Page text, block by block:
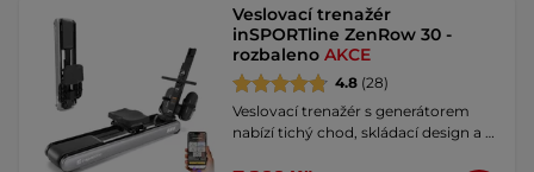
Veslovací trenažér
inSPORTline ZenRow 30 -
rozbalenoAKCE
4.8 (28)
Veslovací trenažér s generátorem
nabízí tichý chod, skládací design a …